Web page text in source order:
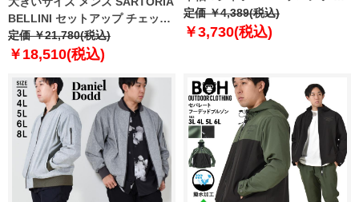
BELLINI セットアップ チェック
ストレッチ ジャケット 軽量 ウォ
ッシャブル イージーケア
定価 ￥21,780(税込)
￥18,510(税込)
下セット azts-240201
定価 ￥4,389(税込)
￥3,730(税込)